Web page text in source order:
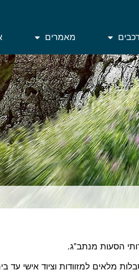
מאמרים
הסעות מנתב”ג.
מלאים למזוודות וציוד אישי עד